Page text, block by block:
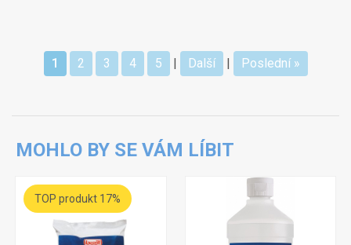
1 2 3 4 5 | Další | Poslední »
MOHLO BY SE VÁM LÍBIT
TOP produkt 17%